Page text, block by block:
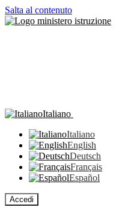
Salta al contenuto
Italiano
Italiano
English
Deutsch
Français
Español
Accedi